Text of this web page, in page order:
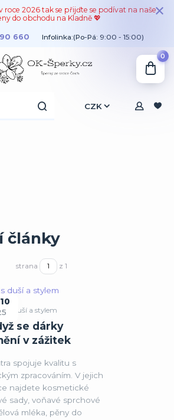
roce 2026 tak se přijďte se podívat na naše
do obchodu na Kladně 💖
CZK
660 Infolinka:(Po-Pá: 9:00 - 15:00)
0
články
strana z 1
se dárky
v zážitek
10
s duší a stylem
spojuje kvalitu s
zpracováním. V jejich
najdete kosmetické
sady, voňavé sprchové
mléka, pěny do